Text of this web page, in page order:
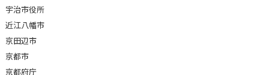
宇治市役所
近江八幡市
京田辺市
京都市
京都府庁